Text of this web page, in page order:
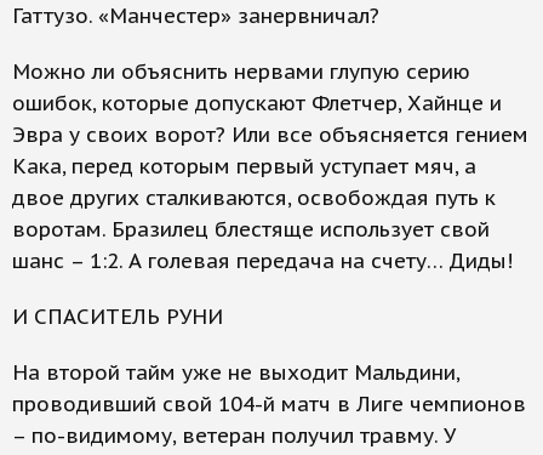
Гаттузо. «Манчестер» занервничал?
Можно ли объяснить нервами глупую серию
ошибок, которые допускают Флетчер, Хайнце и
Эвра у своих ворот? Или все объясняется гением
Кака, перед которым первый уступает мяч, а
двое других сталкиваются, освобождая путь к
воротам. Бразилец блестяще использует свой
шанс – 1:2. А голевая передача на счету… Диды!
И СПАСИТЕЛЬ РУНИ
На второй тайм уже не выходит Мальдини,
проводивший свой 104-й матч в Лиге чемпионов
– по-видимому, ветеран получил травму. У